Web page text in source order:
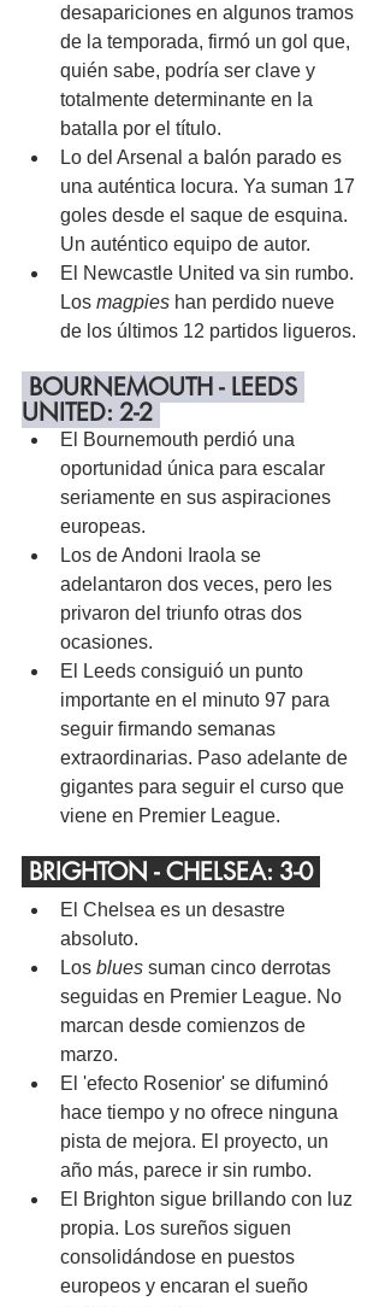
desapariciones en algunos tramos
de la temporada, firmó un gol que,
quién sabe, podría ser clave y
totalmente determinante en la
batalla por el título.
Lo del Arsenal a balón parado es
una auténtica locura. Ya suman 17
goles desde el saque de esquina.
Un auténtico equipo de autor.
El Newcastle United va sin rumbo.
Los magpies han perdido nueve
de los últimos 12 partidos ligueros.
BOURNEMOUTH - LEEDS
UNITED: 2-2
El Bournemouth perdió una
oportunidad única para escalar
seriamente en sus aspiraciones
europeas.
Los de Andoni Iraola se
adelantaron dos veces, pero les
privaron del triunfo otras dos
ocasiones.
El Leeds consiguió un punto
importante en el minuto 97 para
seguir firmando semanas
extraordinarias. Paso adelante de
gigantes para seguir el curso que
viene en Premier League.
BRIGHTON - CHELSEA: 3-0
El Chelsea es un desastre
absoluto.
Los blues suman cinco derrotas
seguidas en Premier League. No
marcan desde comienzos de
marzo.
El 'efecto Rosenior' se difuminó
hace tiempo y no ofrece ninguna
pista de mejora. El proyecto, un
año más, parece ir sin rumbo.
El Brighton sigue brillando con luz
propia. Los sureños siguen
consolidándose en puestos
europeos y encaran el sueño